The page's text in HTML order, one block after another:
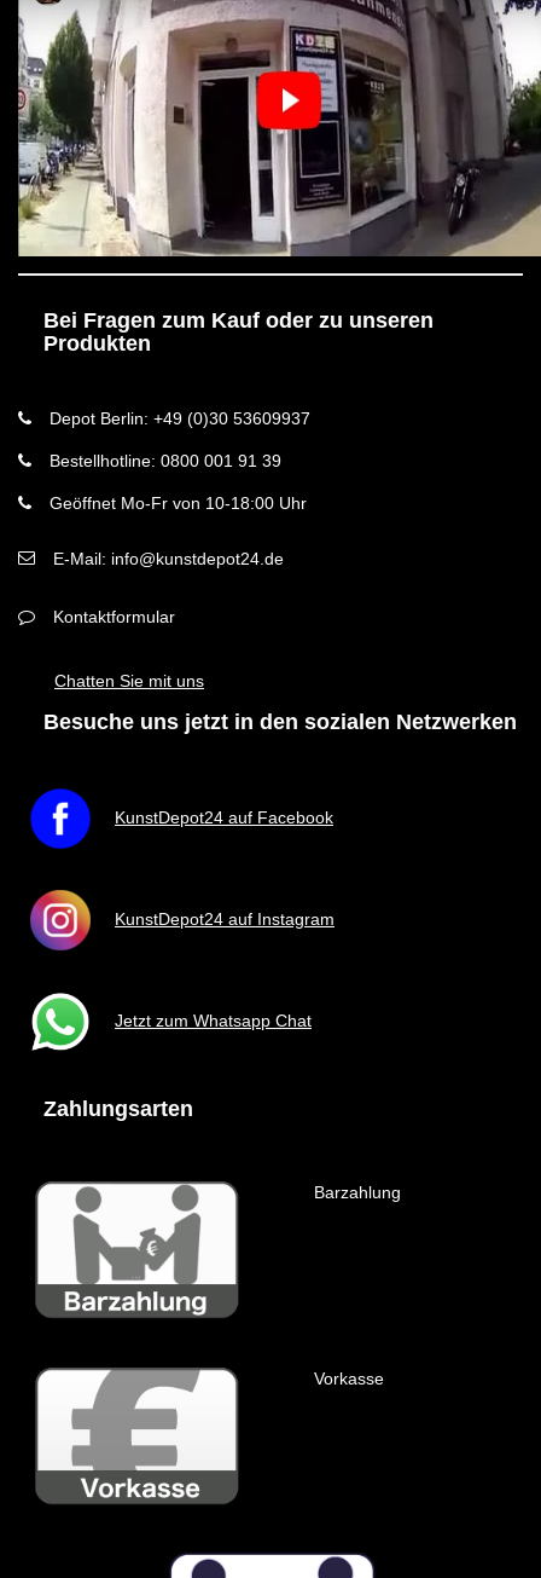
Bei Fragen zum Kauf oder zu unseren
Produkten
Depot Berlin: +49 (0)30 53609937
Bestellhotline: 0800 001 91 39
Geöffnet Mo-Fr von 10-18:00 Uhr
E-Mail: info@kunstdepot24.de
Kontaktformular
Chatten Sie mit uns
Besuche uns jetzt in den sozialen Netzwerken
KunstDepot24 auf Facebook
KunstDepot24 auf Instagram
Jetzt zum Whatsapp Chat
Zahlungsarten
Barzahlung
Vorkasse